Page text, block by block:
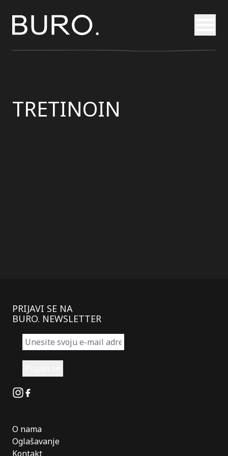
TRETINOIN
PRIJAVI SE NA
BURO. NEWSLETTER
Instagram
Facebook
O nama
Oglašavanje
Kontakt